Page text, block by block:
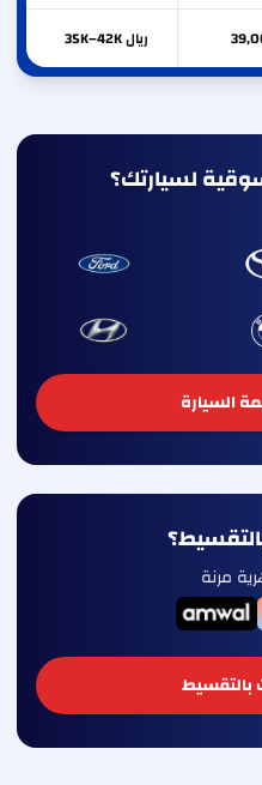
ريال 35K–42K
لسيارتك؟
السيارة
مرنة